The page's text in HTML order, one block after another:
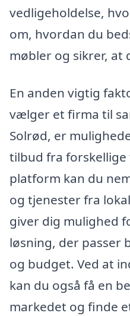
vedligeholdelse,
om, hvordan du
møbler og sikrer,
En anden vigtig
vælger et firma til
Solrød, er
tilbud fra forskellige
platform kan du
og tjenester fra
giver dig mulighed
løsning, der passer
og budget. Ved at
kan du også få en
markedet og finde